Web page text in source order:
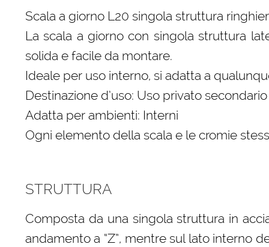
Scala a giorno L20 singola struttura
La scala a giorno con singola struttura
solida e facile da montare.
Ideale per uso interno, si adatta a
Destinazione d’uso: Uso privato secondario
Adatta per ambienti: Interni
Ogni elemento della scala e le cromie
STRUTTURA
Composta da una singola struttura in
andamento a “Z”, mentre sul lato interno